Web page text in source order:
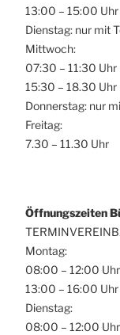
13:00 – 15:00 Uhr
Dienstag: nur mit
Mittwoch:
07:30 – 11:30 Uhr
15:30 – 18.30 Uhr
Donnerstag: nur
Freitag:
7.30 – 11.30 Uhr
Öffnungszeiten
Montag:
08:00 – 12:00 Uhr
13:00 – 16:00 Uhr
Dienstag:
08:00 – 12:00 Uhr